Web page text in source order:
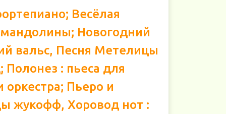
Весёлая
мандолины; Новогодний
вальс, Песня Метелицы
Полонез : пьеса для
Пьеро и
жукофф, Хоровод нот :